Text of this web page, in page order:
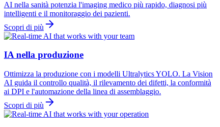
AI nella sanità potenzia l'imaging medico più rapido, diagnosi più
intelligenti e il monitoraggio dei pazienti.
Scopri di più
IA nella produzione
Ottimizza la produzione con i modelli Ultralytics YOLO. La Vision
AI guida il controllo qualità, il rilevamento dei difetti, la conformità
ai DPI e l'automazione della linea di assemblaggio.
Scopri di più